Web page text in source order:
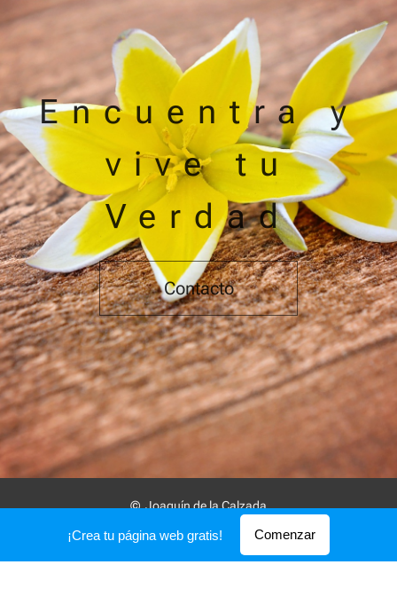
Encuentra y
vive tu
Verdad
Contacto
© Joaquín de la Calzada
Creado conWebnode
¡Crea tu página web gratis! Comenzar